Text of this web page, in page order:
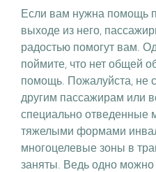
Если вам нужна помощь
выходе из него,
радостью помогут вам.
поймите, что нет общей
помощь. Пожалуйста, не
другим пассажирам или
специально отведенные
тяжелыми формами
многоцелевые зоны в
заняты. Ведь одно можно